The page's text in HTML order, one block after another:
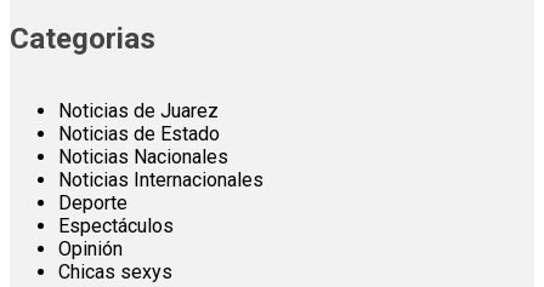
Categorias
Noticias de Juarez
Noticias de Estado
Noticias Nacionales
Noticias Internacionales
Deporte
Espectáculos
Opinión
Chicas sexys